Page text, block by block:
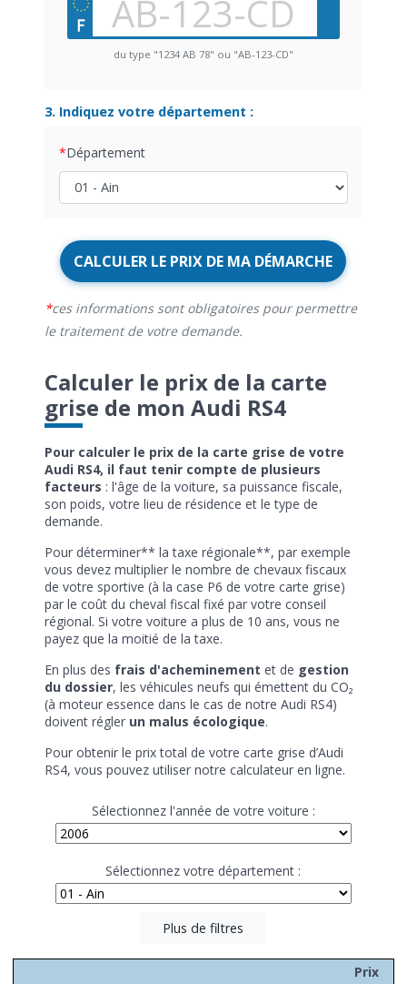
du type "1234 AB 78" ou "AB-123-CD"
3. Indiquez votre département :
Département
CALCULER LE PRIX DE MA DÉMARCHE
ces informations sont obligatoires pour permettre
le traitement de votre demande.
Calculer le prix de la carte
grise de mon Audi RS4
Pour calculer le prix de la carte grise de votre
Audi RS4, il faut tenir compte de plusieurs
facteurs : l'âge de la voiture, sa puissance fiscale,
son poids, votre lieu de résidence et le type de
demande.
Pour déterminer** la taxe régionale**, par exemple
vous devez multiplier le nombre de chevaux fiscaux
de votre sportive (à la case P6 de votre carte grise)
par le coût du cheval fiscal fixé par votre conseil
régional. Si votre voiture a plus de 10 ans, vous ne
payez que la moitié de la taxe.
En plus des frais d'acheminement et de gestion
du dossier, les véhicules neufs qui émettent du CO₂
(à moteur essence dans le cas de notre Audi RS4)
doivent régler un malus écologique.
Pour obtenir le prix total de votre carte grise d’Audi
RS4, vous pouvez utiliser notre calculateur en ligne.
Sélectionnez l'année de votre voiture :
Sélectionnez votre département :
Plus de filtres
Prix